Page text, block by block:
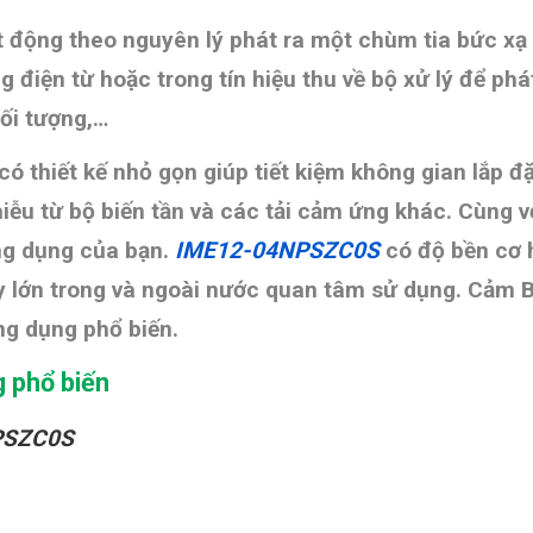
theo nguyên lý phát ra một chùm tia bức
điện từ hoặc trong tín hiệu thu về bộ xử lý để
tượng,…
thiết kế nhỏ gọn giúp tiết kiệm không gian lắp
từ bộ biến tần và các tải cảm ứng khác. Cùng
dụng của bạn. IME12-04NPSZC0Scó độ bền cơ
trong và ngoài nước quan tâm sử dụng. Cảm
dụng phổ biến.
phổ biến